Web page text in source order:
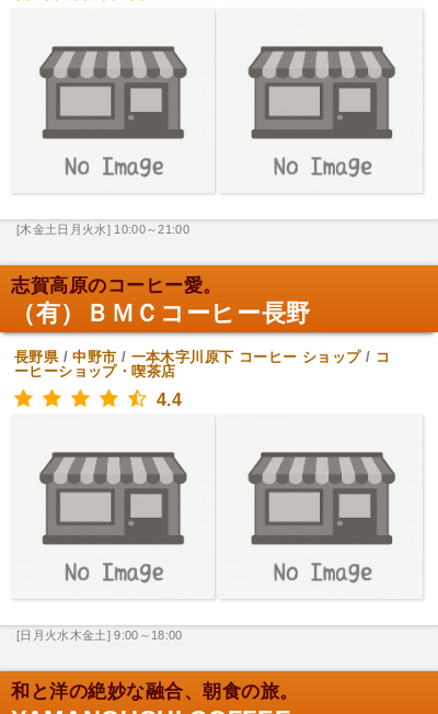
[木金土日月火水] 10:00～21:00
志賀高原のコーヒー愛。
（有）ＢＭＣコーヒー長野
長野県/中野市 / 一本木字川原下 コーヒー ショップ/ コ
ーヒーショップ・喫茶店
4.4
[日月火水木金土] 9:00～18:00
和と洋の絶妙な融合、朝食の旅。